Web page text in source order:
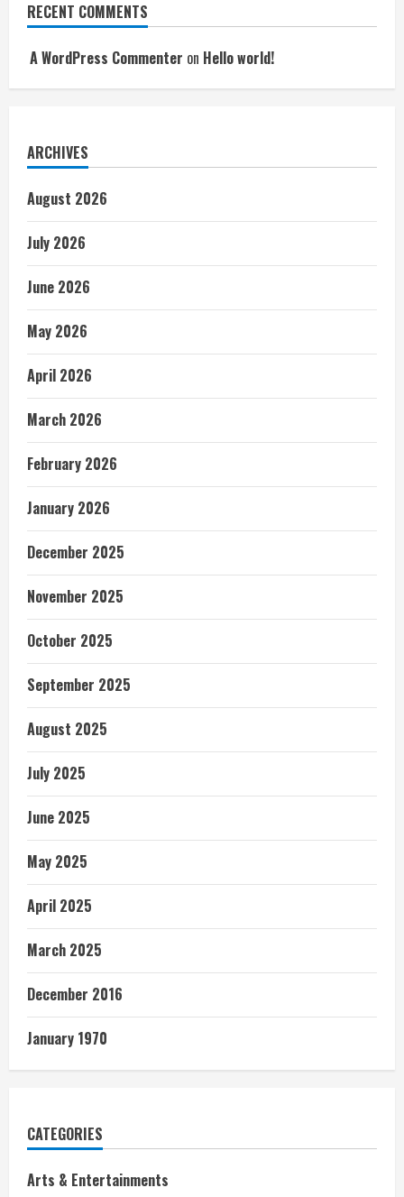
RECENT COMMENTS
A WordPress Commenter on Hello world!
ARCHIVES
August 2026
July 2026
June 2026
May 2026
April 2026
March 2026
February 2026
January 2026
December 2025
November 2025
October 2025
September 2025
August 2025
July 2025
June 2025
May 2025
April 2025
March 2025
December 2016
January 1970
CATEGORIES
Arts & Entertainments